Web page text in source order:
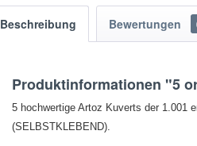
Beschreibung Bewertungen
Produktinformationen "5
5 hochwertige Artoz Kuverts der 1.001
(SELBSTKLEBEND).